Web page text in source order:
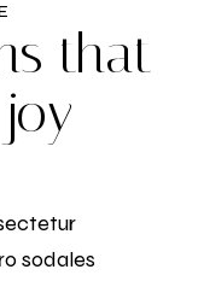
that
sodales